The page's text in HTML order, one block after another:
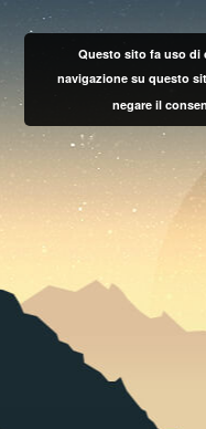
Questo sito fa uso di
navigazione su questo
negare il